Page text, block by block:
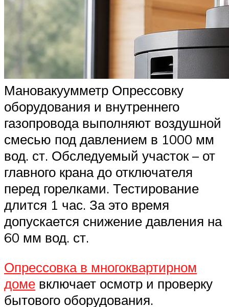
Мановакуумметр Опрессовку
оборудования и внутреннего
газопровода выполняют воздушной
смесью под давлением в 1000 мм
вод. ст. Обследуемый участок – от
главного крана до отключателя
перед горелками. Тестирование
длится 1 час. За это время
допускается снижение давления на
60 мм вод. ст.
Опрессовка в многоквартирном
доме включает осмотр и проверку
бытового оборудования.